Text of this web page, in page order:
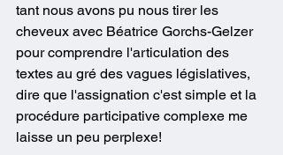
tant nous avons pu nous tirer les
cheveux avec Béatrice Gorchs-Gelzer
pour comprendre l'articulation des
textes au gré des vagues législatives,
dire que l'assignation c'est simple et la
procédure participative complexe me
laisse un peu perplexe!